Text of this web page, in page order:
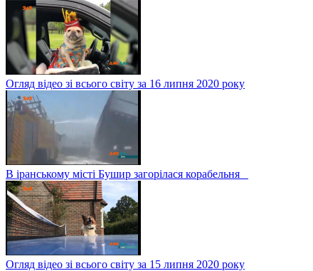
Огляд відео зі всього світу за 16 липня 2020 року
В іранському місті Бушир загорілася корабельня
Огляд відео зі всього світу за 15 липня 2020 року